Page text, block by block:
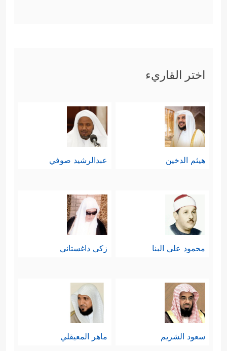
اختر القاريء
هيثم الدخين عبدالرشيد صوفي
محمود علي البنا زكي داغستاني
سعود الشريم ماهر المعيقلي